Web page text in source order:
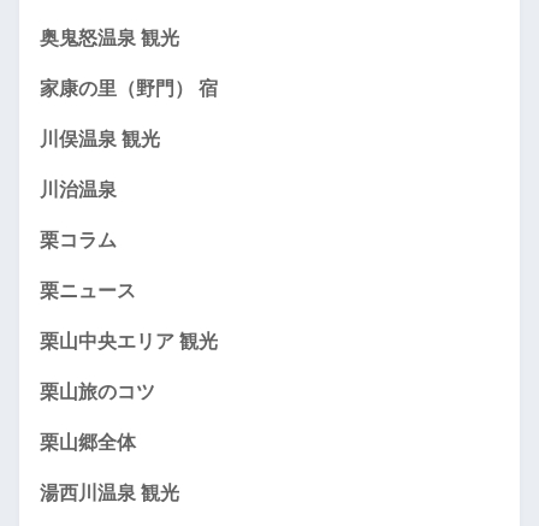
奥鬼怒温泉 観光
家康の里（野門） 宿
川俣温泉 観光
川治温泉
栗コラム
栗ニュース
栗山中央エリア 観光
栗山旅のコツ
栗山郷全体
湯西川温泉 観光